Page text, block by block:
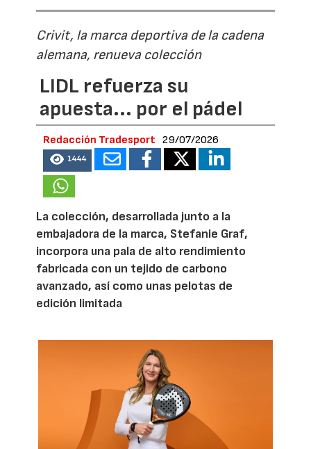
Crivit, la marca deportiva de la cadena
alemana, renueva colección
LIDL refuerza su
apuesta... por el pádel
Redacción Tradesport 29/07/2026
1444
La colección, desarrollada junto a la
embajadora de la marca, Stefanie Graf,
incorpora una pala de alto rendimiento
fabricada con un tejido de carbono
avanzado, así como unas pelotas de
edición limitada